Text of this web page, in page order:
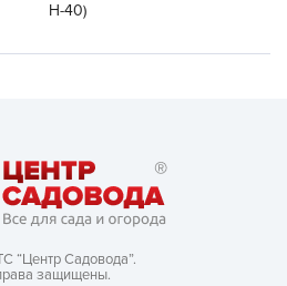
H-40)
“Центр Садовода”.
защищены.